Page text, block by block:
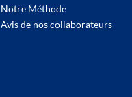
Notre Méthode
Avis de nos collaborateurs